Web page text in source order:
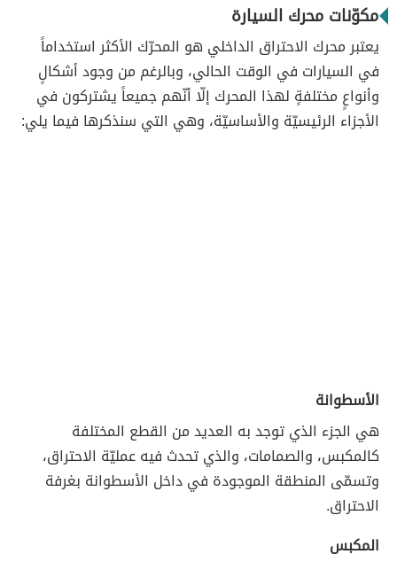
مكوّنات محرك السيارة
يعتبر محرك الاحتراق الداخلي هو المحرّك الأكثر استخداماً
في السيارات في الوقت الحالي، وبالرغم من وجود أشكالٍ
وأنواعٍ مختلفةٍ لهذا المحرك إلّا أنّهم جميعاً يشتركون في
الأجزاء الرئيسيّة والأساسيّة، وهي التي سنذكرها فيما يلي:
الأسطوانة
هي الجزء الذي توجد به العديد من القطع المختلفة
كالمكبس، والصمامات، والذي تحدث فيه عمليّة الاحتراق،
وتسمّى المنطقة الموجودة في داخل الأسطوانة بغرفة
الاحتراق.
المكبس